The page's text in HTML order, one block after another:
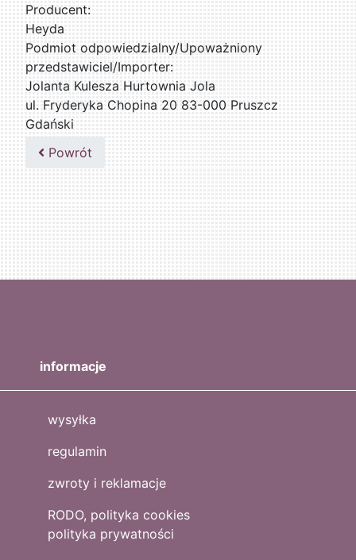
Producent:
Heyda
Podmiot odpowiedzialny/Upoważniony
przedstawiciel/Importer:
Jolanta Kulesza Hurtownia Jola
ul. Fryderyka Chopina 20 83-000 Pruszcz
Gdański
502047435
Powrót
informacje
wysyłka
regulamin
zwroty i reklamacje
RODO, polityka cookies
polityka prywatności